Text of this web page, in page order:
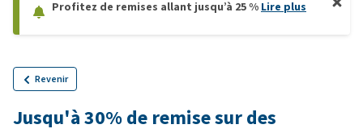
Profitez de remises allant jusqu’à 25 % Lire plus
Revenir
Jusqu'à 30% de remise sur des